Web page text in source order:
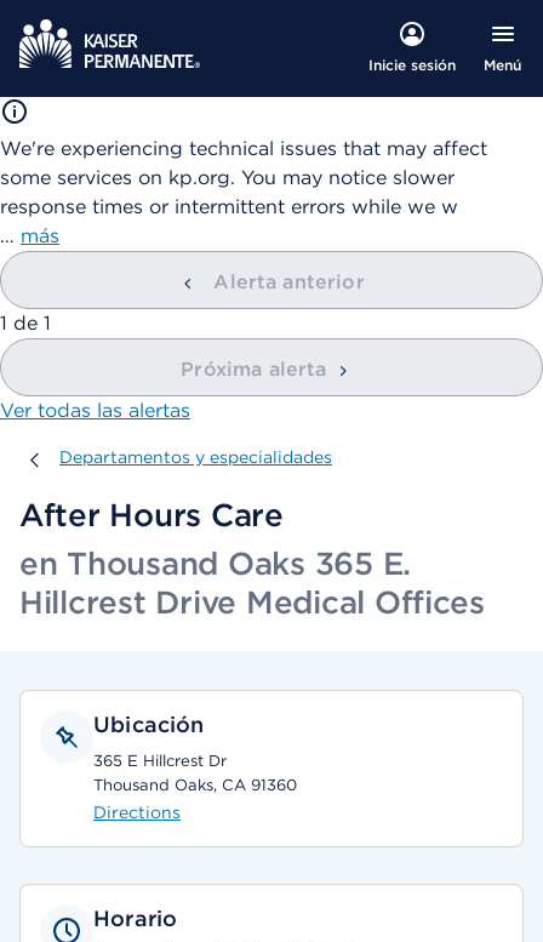
Inicie sesión Menú
We're experiencing technical issues that may affect
some services on kp.org. You may notice slower
response times or intermittent errors while we w
… más
Alerta anterior
mostrando
1 de 1
Próxima alerta
Ver todas las alertas
Departamentos y especialidades
Departamentos y especialidades
After Hours Care
en Thousand Oaks 365 E.
Hillcrest Drive Medical Offices
Ubicación
365 E Hillcrest Dr
Thousand Oaks, CA 91360
Directions
Horario